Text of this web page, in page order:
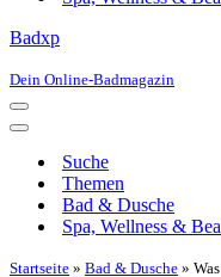
Badxp
Dein Online-Badmagazin
Navigationsmenü
Navigationsmenü
Suche
Themen
Bad & Dusche
Spa, Wellness &
Startseite » Bad & Dusche »